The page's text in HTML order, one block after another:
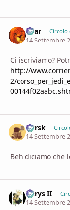
Shar Circolo
14 Settembre
Ci iscriviamo?
http://
2/
Kursk
14 Settembre
Beh diciamo che
Aerys II
14 Settembre